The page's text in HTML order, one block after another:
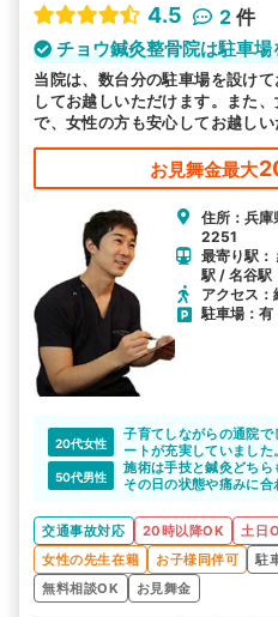
4.5
2 件
チョウ鍼灸整骨院は駐車
当院は、数台分の駐車場を設け
してお越しいただけます。また
で、女性の方も安心してお越しい
お見舞金最大
住所：兵庫
2251
最寄り駅：
駅 / 名谷駅
アクセス
駐車場：有
20代女性
子育てしながらの通院
ートが充実していました。
施術中は、スタッフの方
かげでリラックスして
50代男性
施術は手技と鍼灸どちら
その日の状態や痛みに
交通事故対応
20時以降OK 土日
女性の先生在籍
お子様同伴可 駐
無料相談OK
お見舞金